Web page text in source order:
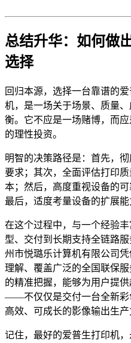
总结升华：如何做
选择
回归本源，选择一台靠谱的
机，是一场关于场景、质量
衡。它不应是一场赌博，而
的理性投资。
明智的决策路径是：首先，
要求；其次，全面评估打印
本；然后，高度重视设备的
最后，适度考量设备的扩展能
在这个过程中，与一个经验
型、交付到长期支持全链路
州市悦璐乐计算机有限公司
理解、覆盖广泛的全国联保
的精准把握，能够为用户提
——不仅仅是交付一台全新彩
高效、可成长的影像输出生产
记住，最好的爱普生打印机